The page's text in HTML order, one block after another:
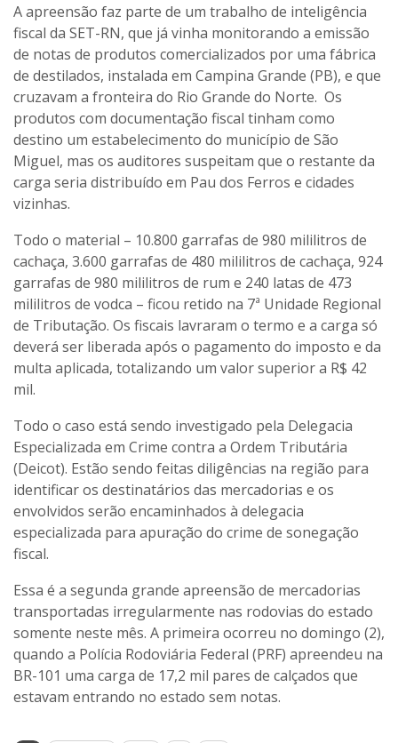
A apreensão faz parte de um trabalho de inteligência
fiscal da SET-RN, que já vinha monitorando a emissão
de notas de produtos comercializados por uma fábrica
de destilados, instalada em Campina Grande (PB), e que
cruzavam a fronteira do Rio Grande do Norte. Os
produtos com documentação fiscal tinham como
destino um estabelecimento do município de São
Miguel, mas os auditores suspeitam que o restante da
carga seria distribuído em Pau dos Ferros e cidades
vizinhas.
Todo o material – 10.800 garrafas de 980 mililitros de
cachaça, 3.600 garrafas de 480 mililitros de cachaça, 924
garrafas de 980 mililitros de rum e 240 latas de 473
mililitros de vodca – ficou retido na 7ª Unidade Regional
de Tributação. Os fiscais lavraram o termo e a carga só
deverá ser liberada após o pagamento do imposto e da
multa aplicada, totalizando um valor superior a R$ 42
mil.
Todo o caso está sendo investigado pela Delegacia
Especializada em Crime contra a Ordem Tributária
(Deicot). Estão sendo feitas diligências na região para
identificar os destinatários das mercadorias e os
envolvidos serão encaminhados à delegacia
especializada para apuração do crime de sonegação
fiscal.
Essa é a segunda grande apreensão de mercadorias
transportadas irregularmente nas rodovias do estado
somente neste mês. A primeira ocorreu no domingo (2),
quando a Polícia Rodoviária Federal (PRF) apreendeu na
BR-101 uma carga de 17,2 mil pares de calçados que
estavam entrando no estado sem notas.